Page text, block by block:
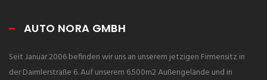
AUTO NORA GMBH
Seit Januar 2006 befinden wir uns an unserem jetzigen Firmensitz in
der Daimlerstraße 6. Auf unserem 6.500m2 Außengelände und in